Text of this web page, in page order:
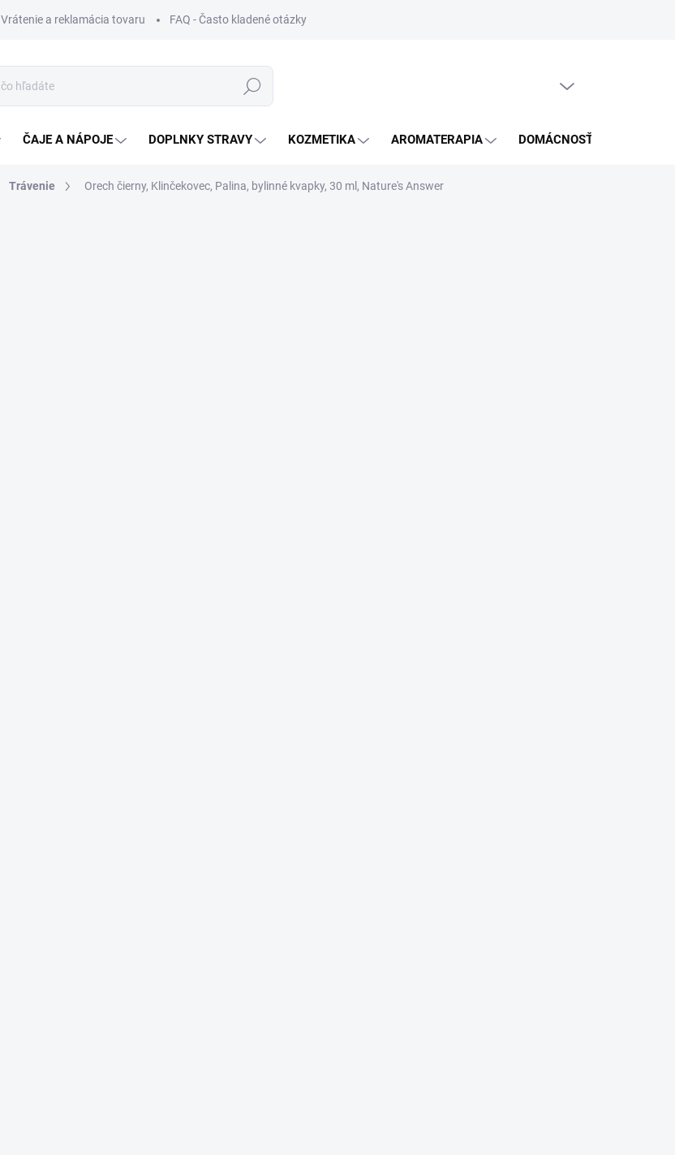
Vrátenie a reklamácia tovaru FAQ - Často kladené otázky
Hľadať
ČAJE A NÁPOJE DOPLNKY STRAVY KOZMETIKA AROMATERAPIA DOMÁCNOSŤ
Trávenie Orech čierny, Klinčekovec, Palina, bylinné kvapky, 30 ml, Nature's Answer